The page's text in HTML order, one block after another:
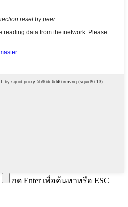
กด Enter เพื่อค้นหาหรือ ESC